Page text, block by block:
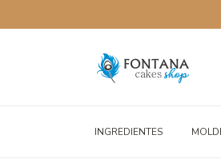
INGREDIENTES